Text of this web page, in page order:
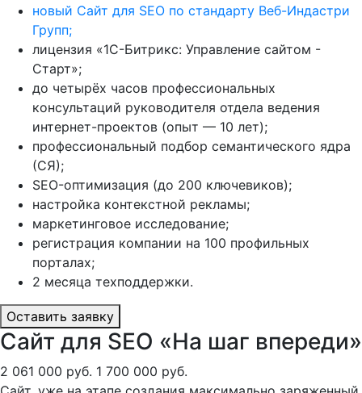
новый Сайт для SEO по стандарту Веб-Индастри
Групп;
лицензия «1С-Битрикс: Управление сайтом -
Старт»;
до четырёх часов профессиональных
консультаций руководителя отдела ведения
интернет-проектов (опыт — 10 лет);
профессиональный подбор семантического ядра
(СЯ);
SEO-оптимизация (до 200 ключевиков);
настройка контекстной рекламы;
маркетинговое исследование;
регистрация компании на 100 профильных
порталах;
2 месяца техподдержки.
Оставить заявку
Сайт для SEO «На шаг впереди»
2 061 000 руб. 1 700 000 руб.